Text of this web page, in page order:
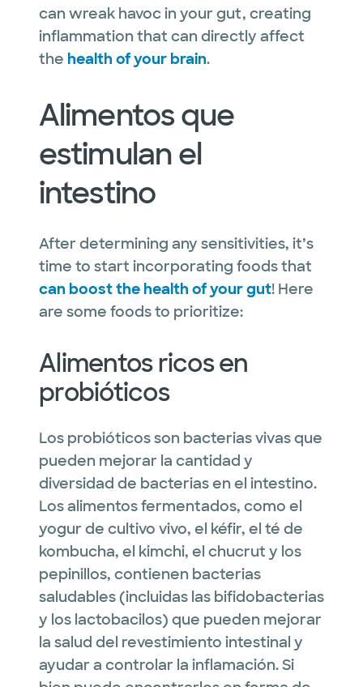
can wreak havoc in your gut, creating
inflammation that can directly affect
the health of your brain.
Alimentos que
estimulan el
intestino
After determining any sensitivities, it’s
time to start incorporating foods that
can boost the health of your gut! Here
are some foods to prioritize:
Alimentos ricos en
probióticos
Los probióticos son bacterias vivas que
pueden mejorar la cantidad y
diversidad de bacterias en el intestino.
Los alimentos fermentados, como el
yogur de cultivo vivo, el kéfir, el té de
kombucha, el kimchi, el chucrut y los
pepinillos, contienen bacterias
saludables (incluidas las bifidobacterias
y los lactobacilos) que pueden mejorar
la salud del revestimiento intestinal y
ayudar a controlar la inflamación. Si